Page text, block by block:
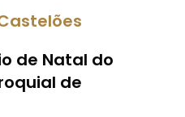
de Natal do
de